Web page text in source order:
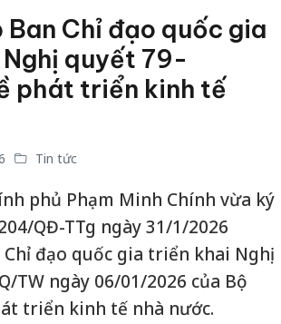
Ban Chỉ đạo quốc gia
quyết 79-
phát triển kinh tế
Tin tức
phủ Phạm Minh Chính vừa ký
QĐ-TTg ngày 31/1/2026
đạo quốc gia triển khai Nghị
TW ngày 06/01/2026 của Bộ
triển kinh tế nhà nước.